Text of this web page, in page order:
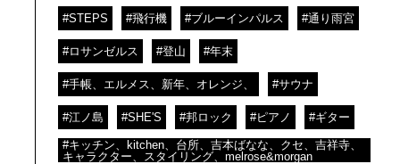
#STEPS #飛行機 #ブルーインパルス #通り雨宮
#ロサンゼルス #登山 #年末
#手帳、エルメス、新年、オレンジ、 #サウナ
#江ノ島 #SHE'S #邦ロック #ピアノ #ギター
#キッチン、kitchen、台所、吉本ばなな、クセ、吉祥寺、
キャラクター、スタイリング、melrose&morgan